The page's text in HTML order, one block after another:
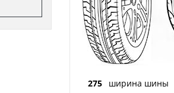
275 ширина шины